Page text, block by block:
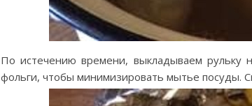
По истечению времени, выкладываем рульку
фольги, чтобы минимизировать мытье посуды.